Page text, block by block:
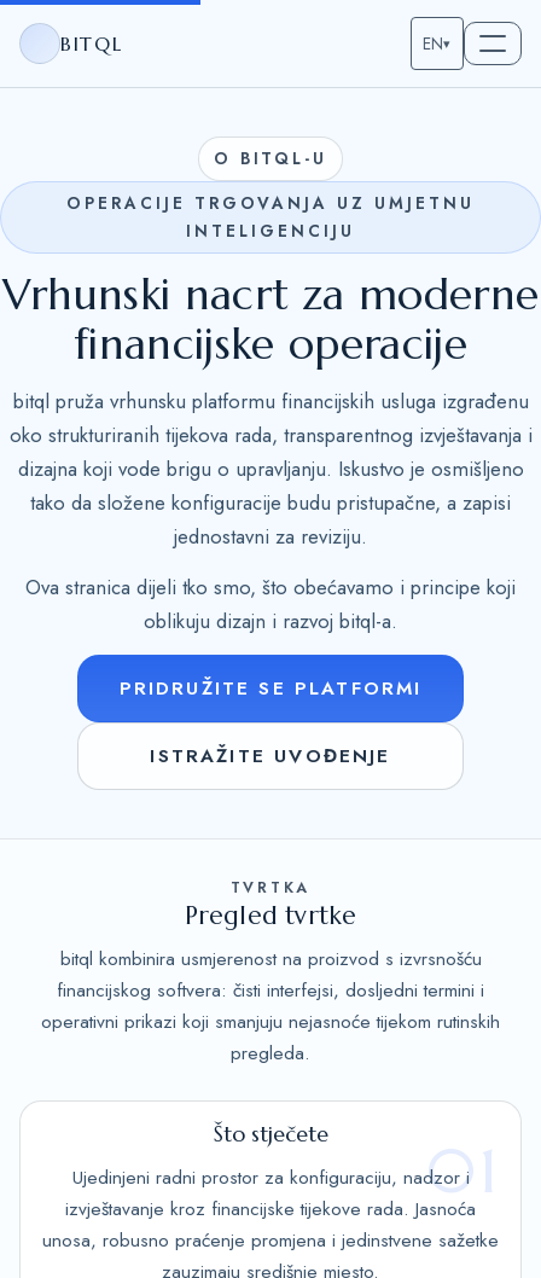
BITQL EN▾
O BITQL-U
OPERACIJE TRGOVANJA UZ UMJETNU
INTELIGENCIJU
Vrhunski nacrt za moderne
financijske operacije
bitql pruža vrhunsku platformu financijskih usluga izgrađenu
oko strukturiranih tijekova rada, transparentnog izvještavanja i
dizajna koji vode brigu o upravljanju. Iskustvo je osmišljeno
tako da složene konfiguracije budu pristupačne, a zapisi
jednostavni za reviziju.
Ova stranica dijeli tko smo, što obećavamo i principe koji
oblikuju dizajn i razvoj bitql-a.
PRIDRUŽITE SE PLATFORMI
ISTRAŽITE UVOĐENJE
TVRTKA
Pregled tvrtke
bitql kombinira usmjerenost na proizvod s izvrsnošću
financijskog softvera: čisti interfejsi, dosljedni termini i
operativni prikazi koji smanjuju nejasnoće tijekom rutinskih
pregleda.
01
Što stječete
Ujedinjeni radni prostor za konfiguraciju, nadzor i
izvještavanje kroz financijske tijekove rada. Jasnoća
unosa, robusno praćenje promjena i jedinstvene sažetke
zauzimaju središnje mjesto.